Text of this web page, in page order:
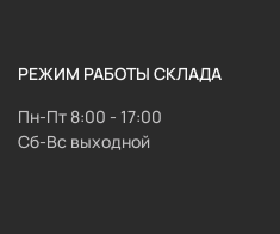
РЕЖИМ РАБОТЫ СКЛАДА
Пн-Пт 8:00 - 17:00
Сб-Вс выходной